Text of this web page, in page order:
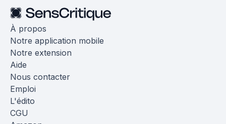
À propos
Notre application mobile
Notre extension
Aide
Nous contacter
Emploi
L'édito
CGU